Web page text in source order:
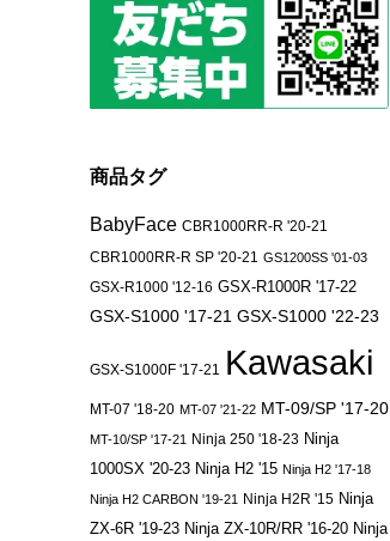
商品タグ
BabyFace CBR1000RR-R '20-21
CBR1000RR-R SP '20-21
GS1200SS '01-03
GSX-R1000 '12-16 GSX-R1000R '17-22
GSX-S1000 '17-21 GSX-S1000 '22-23
GSX-S1000F '17-21 Kawasaki
MT-07 '18-20 MT-07 '21-22 MT-09/SP '17-20
MT-10/SP '17-21 Ninja 250 '18-23 Ninja
1000SX '20-23 Ninja H2 '15 Ninja H2 '17-18
Ninja H2 CARBON '19-21 Ninja H2R '15 Ninja
ZX-6R '19-23 Ninja ZX-10R/RR '16-20 Ninja